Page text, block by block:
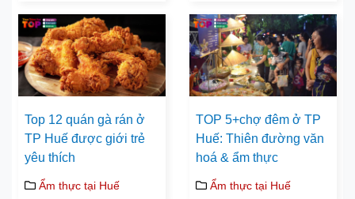
Top 12 quán gà rán ở
TP Huế được giới trẻ
yêu thích
Ẩm thực tại Huế
TOP 5+chợ đêm ở TP
Huế: Thiên đường văn
hoá & ẩm thực
Ẩm thực tại Huế